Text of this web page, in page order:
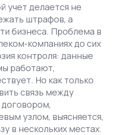
учет делается не
штрафов, а
бизнеса. Проблема в
компаниях до сих
контроля: данные
работают,
Но как только
связь между
узлом, выясняется,
в нескольких местах.